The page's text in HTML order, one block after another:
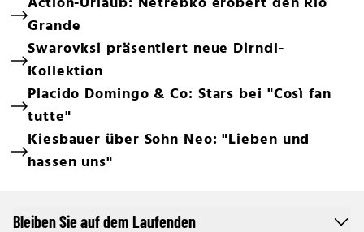
Grande
Swarovksi präsentiert neue Dirndl-
Kollektion
Placido Domingo & Co: Stars bei "Così fan
tutte"
Kiesbauer über Sohn Neo: "Lieben und
hassen uns"
Bleiben Sie auf dem Laufenden